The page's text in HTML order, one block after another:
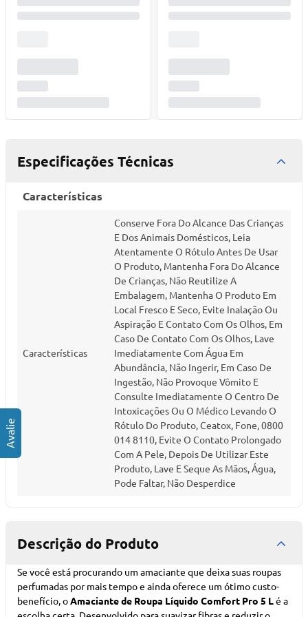
Especificações Técnicas
Características
Características
Conserve Fora Do Alcance Das Crianças
E Dos Animais Domésticos, Leia
Atentamente O Rótulo Antes De Usar
O Produto, Mantenha Fora Do Alcance
De Crianças, Não Reutilize A
Embalagem, Mantenha O Produto Em
Local Fresco E Seco, Evite Inalação Ou
Aspiração E Contato Com Os Olhos, Em
Caso De Contato Com Os Olhos, Lave
Imediatamente Com Água Em
Abundância, Não Ingerir, Em Caso De
Ingestão, Não Provoque Vômito E
Consulte Imediatamente O Centro De
Intoxicações Ou O Médico Levando O
Rótulo Do Produto, Ceatox, Fone, 0800
014 8110, Evite O Contato Prolongado
Com A Pele, Depois De Utilizar Este
Produto, Lave E Seque As Mãos, Água,
Pode Faltar, Não Desperdice
Descrição do Produto
Se você está procurando um amaciante que deixa suas roupas
perfumadas por mais tempo e ainda oferece um ótimo custo-
benefício, oAmaciante de Roupa Líquido Comfort Pro 5 Lé a